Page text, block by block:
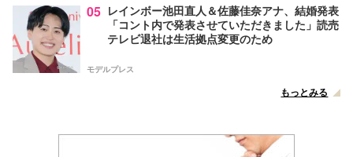
05 レインボー池田直人＆佐藤佳奈アナ、結婚発表
「コント内で発表させていただきました」読売
テレビ退社は生活拠点変更のため
モデルプレス
もっとみる